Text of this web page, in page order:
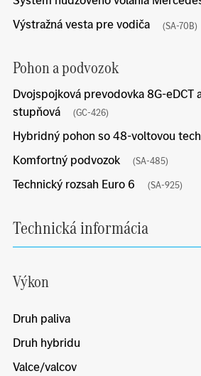
Výstražná vesta pre vodiča (SA-70B)
Pohon a podvozok
Dvojspojková prevodovka 8G-eDCT
stupňová
(GC-426)
Hybridný pohon so 48-voltovou
Komfortný podvozok (SA-485)
Technický rozsah Euro 6 (SA-925)
Technická informácia
Výkon
Druh paliva
Druh hybridu
Valce/valcov